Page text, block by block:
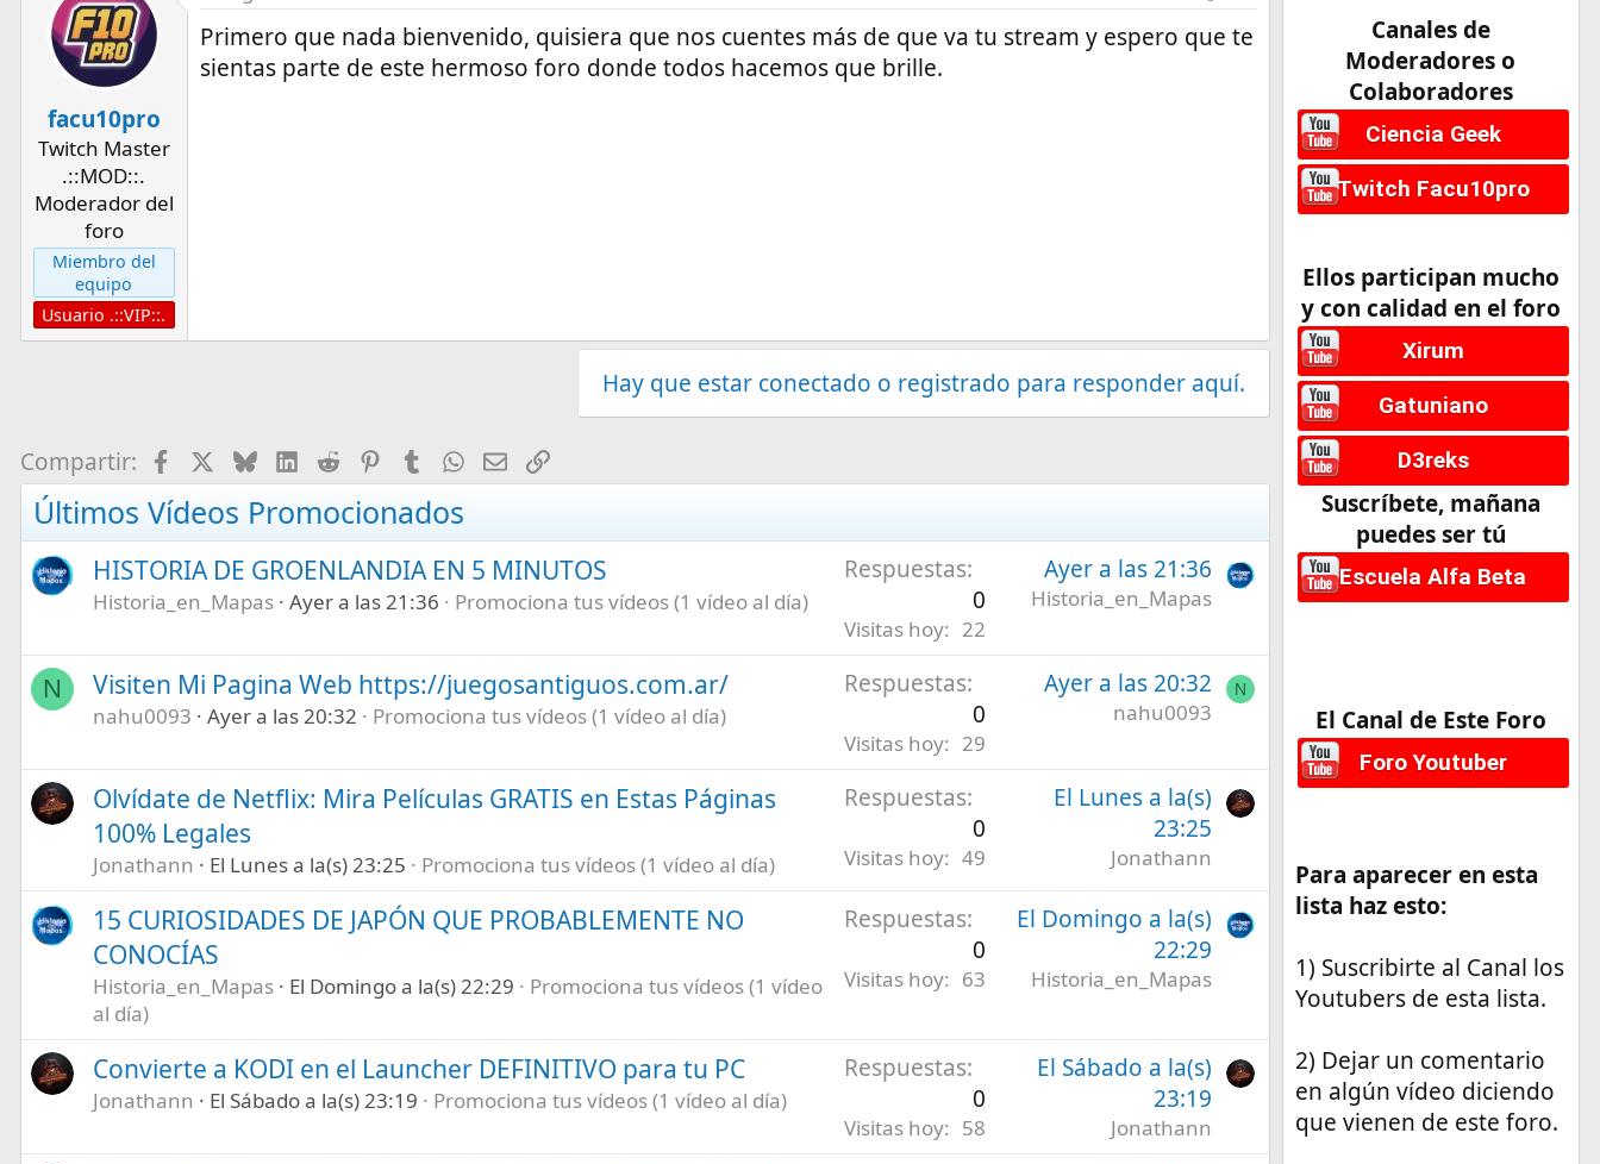
facu10pro
Twitch Master
.::MOD::.
Moderador del
foro
Miembro del
equipo
Usuario .::VIP::.
Primero que nada bienvenido, quisiera que nos cuentes más de que va tu stream y espero que te
sientas parte de este hermoso foro donde todos hacemos que brille.
Hay que estar conectado o registrado para responder aquí.
Compartir: FacebookBlueskyLinkedIn
RedditPinterestTumblrWhatsApp
E-mailEnlace
Últimos Vídeos Promocionados
HISTORIA DE GROENLANDIA EN 5 MINUTOS
Historia_en_Mapas Ayer a las 21:36 Promociona tus vídeos (1 vídeo al día)
Respuestas
0
Visitas hoy 22
Ayer a las 21:36
Historia_en_Mapas
N Visiten Mi Pagina Web https://juegosantiguos.com.ar/
nahu0093 Ayer a las 20:32 Promociona tus vídeos (1 vídeo al día)
Respuestas
0
Visitas hoy 29
Ayer a las 20:32
nahu0093
N
Olvídate de Netflix: Mira Películas GRATIS en Estas Páginas
100% Legales
Jonathann El Lunes a la(s) 23:25 Promociona tus vídeos (1 vídeo al día)
Respuestas
0
Visitas hoy 49
El Lunes a la(s)
23:25
Jonathann
15 CURIOSIDADES DE JAPÓN QUE PROBABLEMENTE NO
CONOCÍAS
Historia_en_Mapas El Domingo a la(s) 22:29
Promociona tus vídeos (1 vídeo
al día)
Respuestas
0
Visitas hoy 63
El Domingo a la(s)
22:29
Historia_en_Mapas
Convierte a KODI en el Launcher DEFINITIVO para tu PC
Jonathann El Sábado a la(s) 23:19 Promociona tus vídeos (1 vídeo al día)
Respuestas
0
Visitas hoy 58
El Sábado a la(s)
23:19
Jonathann
Canales de
Moderadores o
Colaboradores
Ciencia Geek
Twitch Facu10pro
Ellos participan mucho
y con calidad en el foro
Xirum
Gatuniano
D3reks
Suscríbete, mañana
puedes ser tú
Escuela Alfa Beta
El Canal de Este Foro
Foro Youtuber
Para aparecer en esta
lista haz esto:
1) Suscribirte al Canal los
Youtubers de esta lista.
2) Dejar un comentario
en algún vídeo diciendo
que vienen de este foro.